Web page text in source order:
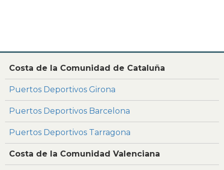
Costa de la Comunidad de Cataluña
Puertos Deportivos Girona
Puertos Deportivos Barcelona
Puertos Deportivos Tarragona
Costa de la Comunidad Valenciana